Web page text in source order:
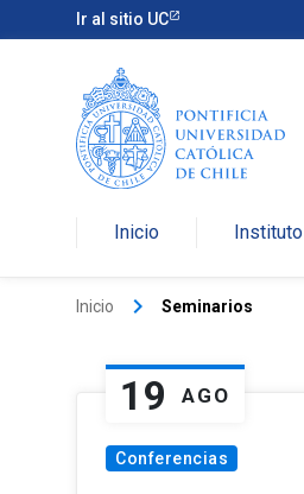
Ir al sitio UC
Inicio Instituto
Inicio keyboard_arrow_right Seminarios
19 AGO
Conferencias